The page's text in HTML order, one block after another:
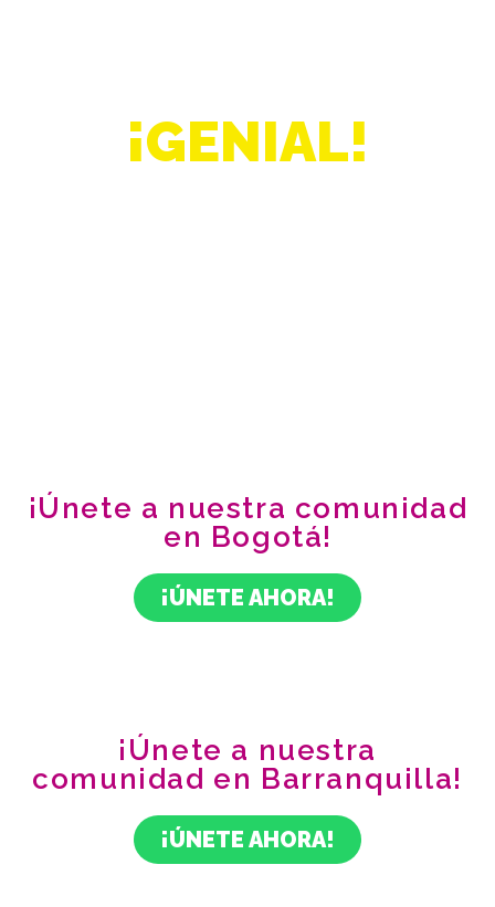
¡GENIAL!
¡Únete a nuestra comunidad
en Bogotá!
¡ÚNETE AHORA!
¡Únete a nuestra
comunidad en Barranquilla!
¡ÚNETE AHORA!